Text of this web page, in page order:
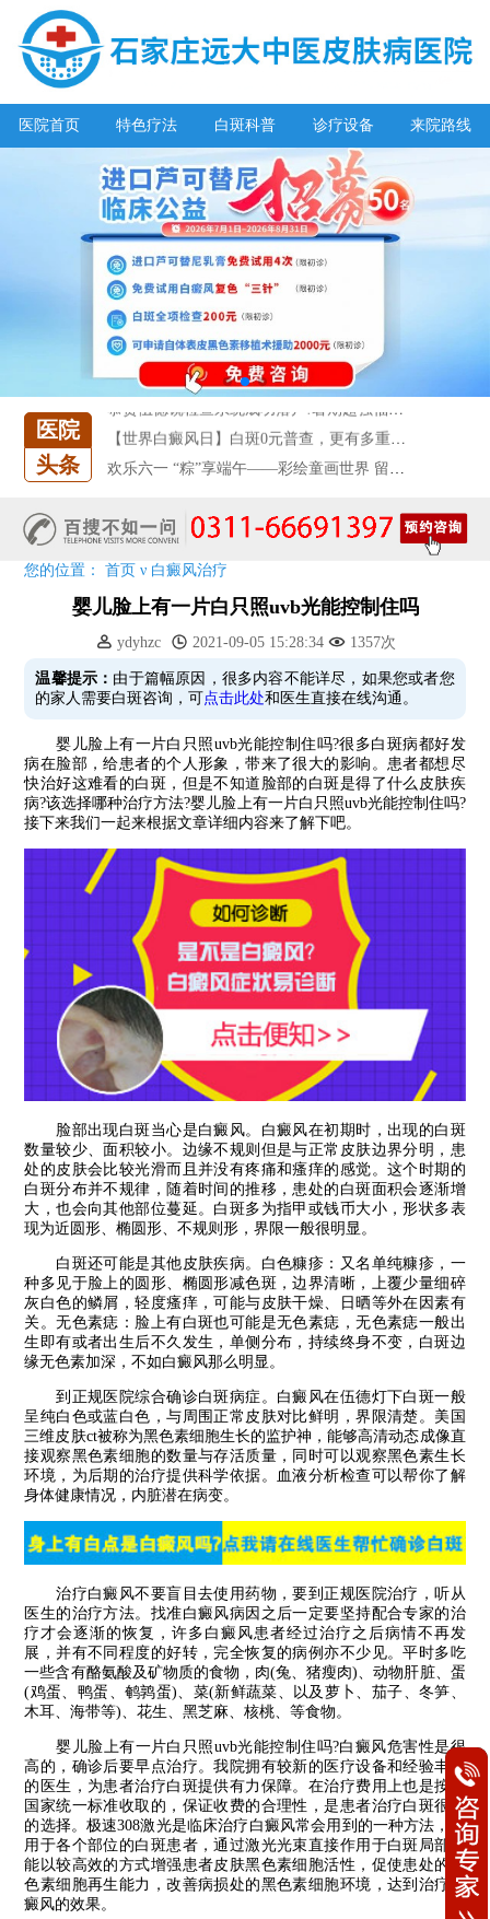
医院首页 特色疗法 白斑科普 诊疗设备 来院路线
医院
头条
7天唤醒黑色素，寒假不留白 体面迎新年!
恭贺伍德镜检查系统成功落户!暑期超强福利点击领取!
清明小长假，2022春季白斑抗复发诊疗援助活动开启!
7天唤醒黑色素，寒假不留白 体面迎新年!
预约从速!远大白转黑分享活动即将开幕!特邀北京专家来院坐诊!
恭贺伍德镜检查系统成功落户!暑期超强福利点击领取!
您的位置：首页 ν 白癜风治疗
婴儿脸上有一片白只照uvb光能控制住吗
ydyhzc 2021-09-05 15:28:34 1357次
温馨提示： 由于篇幅原因，很多内容不能详尽，如果您或者您
的家人需要白斑咨询，可点击此处和医生直接在线沟通。
婴儿脸上有一片白只照uvb光能控制住吗?很多白斑病都好发
病在脸部，给患者的个人形象，带来了很大的影响。患者都想尽
快治好这难看的白斑，但是不知道脸部的白斑是得了什么皮肤疾
病?该选择哪种治疗方法?婴儿脸上有一片白只照uvb光能控制住吗?
接下来我们一起来根据文章详细内容来了解下吧。
脸部出现白斑当心是白癜风。白癜风在初期时，出现的白斑
数量较少、面积较小。边缘不规则但是与正常皮肤边界分明，患
处的皮肤会比较光滑而且并没有疼痛和瘙痒的感觉。这个时期的
白斑分布并不规律，随着时间的推移，患处的白斑面积会逐渐增
大，也会向其他部位蔓延。白斑多为指甲或钱币大小，形状多表
现为近圆形、椭圆形、不规则形，界限一般很明显。
白斑还可能是其他皮肤疾病。白色糠疹：又名单纯糠疹，一
种多见于脸上的圆形、椭圆形减色斑，边界清晰，上覆少量细碎
灰白色的鳞屑，轻度瘙痒，可能与皮肤干燥、日晒等外在因素有
关。无色素痣：脸上有白斑也可能是无色素痣，无色素痣一般出
生即有或者出生后不久发生，单侧分布，持续终身不变，白斑边
缘无色素加深，不如白癜风那么明显。
到正规医院综合确诊白斑病症。白癜风在伍德灯下白斑一般
呈纯白色或蓝白色，与周围正常皮肤对比鲜明，界限清楚。美国
三维皮肤ct被称为黑色素细胞生长的监护神，能够高清动态成像直
接观察黑色素细胞的数量与存活质量，同时可以观察黑色素生长
环境，为后期的治疗提供科学依据。血液分析检查可以帮你了解
身体健康情况，内脏潜在病变。
治疗白癜风不要盲目去使用药物，要到正规医院治疗，听从
医生的治疗方法。找准白癜风病因之后一定要坚持配合专家的治
疗才会逐渐的恢复，许多白癜风患者经过治疗之后病情不再发
展，并有不同程度的好转，完全恢复的病例亦不少见。平时多吃
一些含有酪氨酸及矿物质的食物，肉(兔、猪瘦肉)、动物肝脏、蛋
(鸡蛋、鸭蛋、鹌鹑蛋)、菜(新鲜蔬菜、以及萝卜、茄子、冬笋、
木耳、海带等)、花生、黑芝麻、核桃、等食物。
婴儿脸上有一片白只照uvb光能控制住吗?白癜风危害性是很
高的，确诊后要早点治疗。我院拥有较新的医疗设备和经验丰富
的医生，为患者治疗白斑提供有力保障。在治疗费用上也是按照
国家统一标准收取的，保证收费的合理性，是患者治疗白斑很好
的选择。极速308激光是临床治疗白癜风常会用到的一种方法，适
用于各个部位的白斑患者，通过激光光束直接作用于白斑局部，
能以较高效的方式增强患者皮肤黑色素细胞活性，促使患处的黑
色素细胞再生能力，改善病损处的黑色素细胞环境，达到治疗白
癜风的效果。